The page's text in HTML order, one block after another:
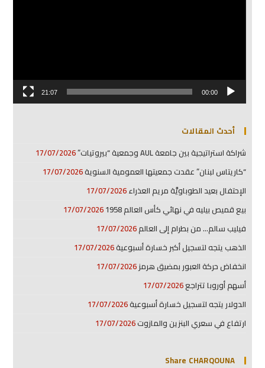
00:00
21:07
أحدث المقالات
شراكة استراتيجية بين جامعة AUL وجمعية “بيروتيات”
17/07/2026
“كاريتاس لبنان” عقدت جمعيتها العمومية السنوية17/07/2026
الإحتفال بعيد الطوباويَّة مريم العذراء17/07/2026
بيع قميص بيليه في نهائي كأس العالم 1958
17/07/2026
فيليب سالم… من بطرام إلى العالم17/07/2026
الذهب يتجه لتسجيل أكبر خسارة أسبوعية17/07/2026
انخفاض حركة العبور بمضيق هرمز17/07/2026
أسهم أوروبا تتراجع17/07/2026
الدولار يتجه لتسجيل خسارة أسبوعية17/07/2026
ارتفاع في سعري البنزين والمازوت17/07/2026
Share CHARQOUNA